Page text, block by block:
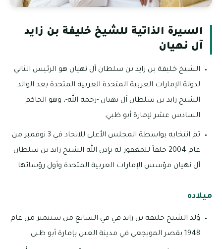
السيرة الذاتية للشيخ خليفة بن زايد
آل نهيان
الشيخ خليفة بن زايد بن سلطان آل نهيان هو الرئيس الثاني
لدولة الإمارات العربية المتحدة العربية المتحدة بعد الوالد
الشيخ زايد بن سلطان آل نهيان -رحمه الله-، وهو الحاكم
السادس عشر لإمارة أبو ظبي.
تم انتخابه بواسطة المجلس الأعلى للاتحاد في 3 نوفمبر من
عام 2004 خلفاً للمغفور له بإذن الله الشيخ زايد بن سلطان
آل نهيان مؤسس الإمارات العربية المتحدة وأول رؤسائها.
ميلاده
وُلد الشيخ خليفة بن زايد في في السابع من سبتمبر من عام
1948 بقصر المويجعي في مدينة العين بإمارة أبو ظبي.